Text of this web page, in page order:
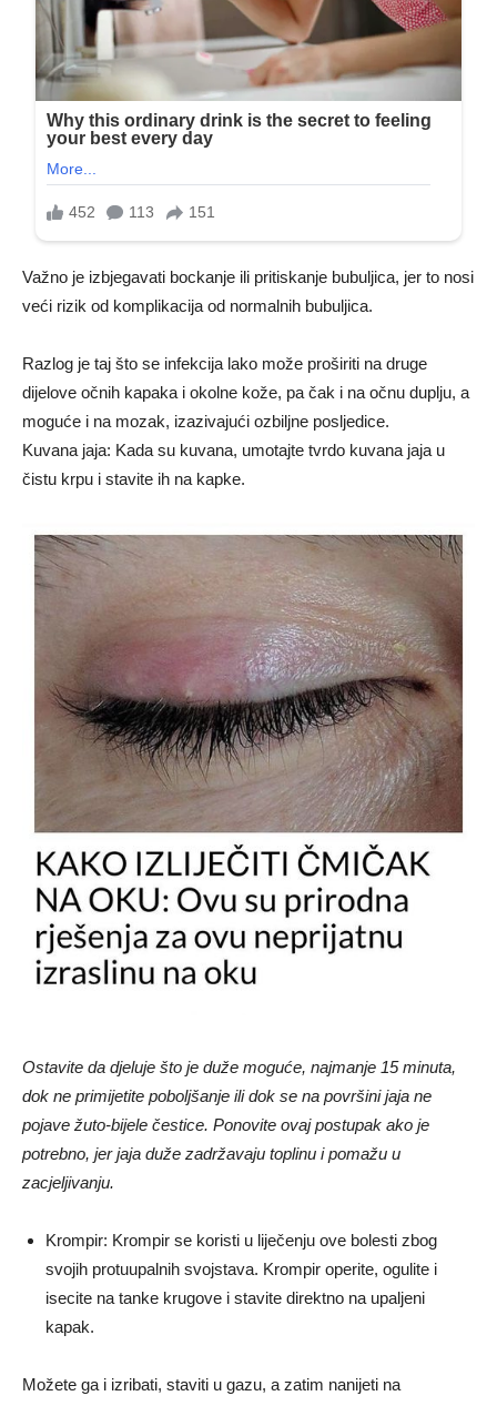
Važno je izbjegavati bockanje ili pritiskanje bubuljica, jer to nosi
veći rizik od komplikacija od normalnih bubuljica.
Razlog je taj što se infekcija lako može proširiti na druge
dijelove očnih kapaka i okolne kože, pa čak i na očnu duplju, a
moguće i na mozak, izazivajući ozbiljne posljedice.
Kuvana jaja: Kada su kuvana, umotajte tvrdo kuvana jaja u
čistu krpu i stavite ih na kapke.
Ostavite da djeluje što je duže moguće, najmanje 15 minuta,
dok ne primijetite poboljšanje ili dok se na površini jaja ne
pojave žuto-bijele čestice. Ponovite ovaj postupak ako je
potrebno, jer jaja duže zadržavaju toplinu i pomažu u
zacjeljivanju.
Krompir: Krompir se koristi u liječenju ove bolesti zbog
svojih protuupalnih svojstava. Krompir operite, ogulite i
isecite na tanke krugove i stavite direktno na upaljeni
kapak.
Možete ga i izribati, staviti u gazu, a zatim nanijeti na